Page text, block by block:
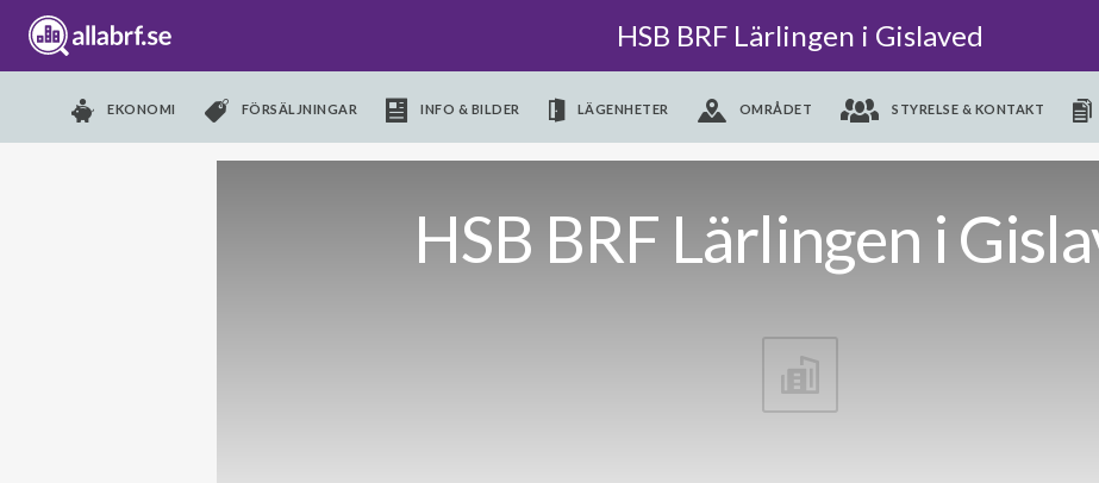
HSB BRF Lärlingen i Gislaved
EKONOMI FÖRSÄLJNINGAR INFO & BILDER LÄGENHETER OMRÅDET STYRELSE & KONTAKT
HSB BRF Lärlingen i